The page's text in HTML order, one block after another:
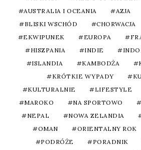
AUSTRALIA I OCEANIA
AZJA
BLISKI WSCHÓD
CHORWACJA
EKWIPUNEK
EUROPA
HISZPANIA
INDIE
ISLANDIA
KAMBODŻA
KRÓTKIE WYPADY
KULTURALNIE
LIFESTYLE
MAROKO
NA SPORTOWO
NEPAL
NOWA ZELANDIA
OMAN
ORIENTALNY ROK
PODRÓŻE
PORADNIK